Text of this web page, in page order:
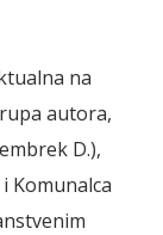
na
autora,
D.),
Komunalca